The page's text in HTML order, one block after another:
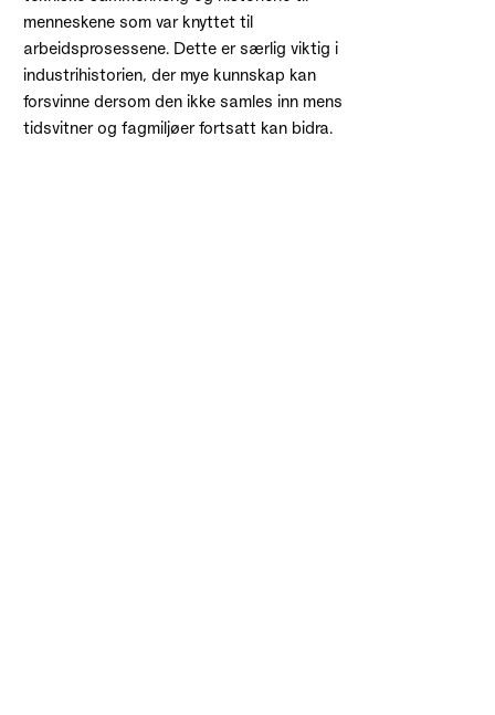
menneskene som var knyttet til
arbeidsprosessene. Dette er særlig viktig i
industrihistorien, der mye kunnskap kan
forsvinne dersom den ikke samles inn mens
tidsvitner og fagmiljøer fortsatt kan bidra.